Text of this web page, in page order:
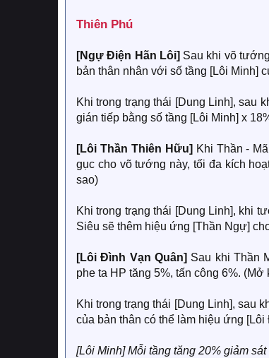
Thiên Phú
[Ngự Điện Hãn Lôi] Sau khi võ
bản thân nhân với số tầng [Lôi Minh]
Khi trong trạng thái [Dung Linh], sau
gián tiếp bằng số tầng [Lôi Minh] x
[Lôi Thần Thiên Hữu] Khi Thần -
gục cho võ tướng này, tối đa kích
sao)
Khi trong trạng thái [Dung Linh], khi
Siêu sẽ thêm hiệu ứng [Thần Ngự]
[Lôi Đình Vạn Quân] Sau khi Thần
phe ta HP tăng 5%, tấn công 6%. (Mở
Khi trong trạng thái [Dung Linh], sau
của bản thân có thể làm hiệu ứng
[Lôi Minh] Mỗi tầng tăng 20% giảm